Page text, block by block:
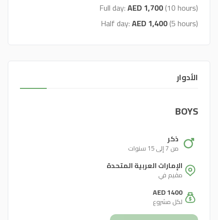
Full day:AED 1,700(10 hours)
Half day:AED 1,400(5 hours)
الأدوار
BOYS
ذكر
من 7 إلى 15 سنوات
الإمارات العربية المتحدة
مقيم في
AED 1400
لكل مشروع